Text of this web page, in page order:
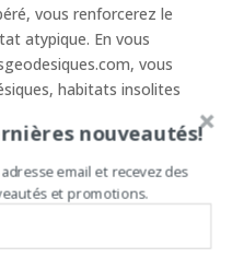
vous renforcerez le
atypique. En vous
vous
habitats insolites
sur Airbnb.
Décoration Uniques
se distingue
des éléments de
nouveautés!
email et recevez des
et promotions.